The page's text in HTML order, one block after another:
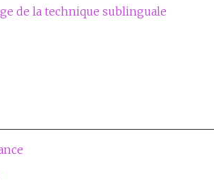
de la technique sublinguale